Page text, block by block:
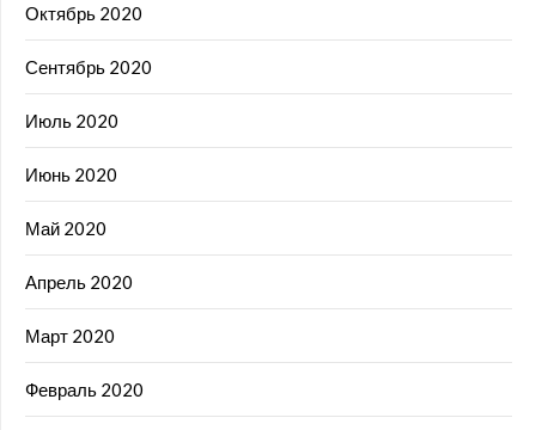
Октябрь 2020
Сентябрь 2020
Июль 2020
Июнь 2020
Май 2020
Апрель 2020
Март 2020
Февраль 2020